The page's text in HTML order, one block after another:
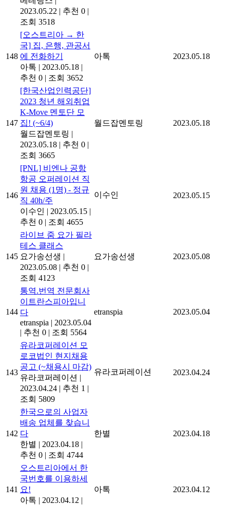
2023.05.22 | 추천 0 |
조회 3518
148
[오스트리아 → 한
국] 집, 은행, 관공서
에 전화하기
아톡 | 2023.05.18 |
추천 0 | 조회 3652
아톡 2023.05.18
147
[한국산업인력공단]
2023 청년 해외취업
K-Move 멘토단 모
집! (~6/4)
월드잡멘토링 |
2023.05.18 | 추천 0 |
조회 3665
월드잡멘토링 2023.05.18
146
[PNL] 비엔나 공항
항공 오퍼레이션 직
원 채용 (1명) - 정규
직 40h/주
이수인 | 2023.05.15 |
추천 0 | 조회 4655
이수인 2023.05.15
145
라이브 줌 요가 필라
테스 클래스
요가송선생 |
2023.05.08 | 추천 0 |
조회 4123
요가송선생 2023.05.08
144
통역.번역 전문회사
이트란스피아입니
다
etranspia | 2023.05.04
| 추천 0 | 조회 5564
etranspia 2023.05.04
143
유라코퍼레이션 모
로코법인 현지채용
공고 (~채용시 마감)
유라코퍼레이션 |
2023.04.24 | 추천 1 |
조회 5809
유라코퍼레이션 2023.04.24
142
한국으로의 사업자
배송 업체를 찾습니
다
한별 | 2023.04.18 |
추천 0 | 조회 4744
한별 2023.04.18
141
오스트리아에서 한
국번호를 이용하세
요!
아톡 | 2023.04.12 |
아톡 2023.04.12